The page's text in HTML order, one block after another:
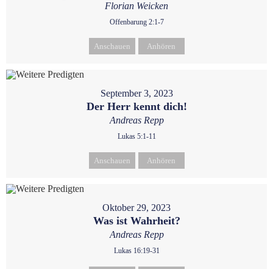
Florian Weicken
Offenbarung 2:1-7
Anschauen Anhören
September 3, 2023
Der Herr kennt dich!
Andreas Repp
Lukas 5:1-11
Anschauen Anhören
Oktober 29, 2023
Was ist Wahrheit?
Andreas Repp
Lukas 16:19-31